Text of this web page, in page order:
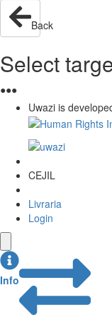
Back
Select
●●●
Uwazi is
CEJIL
Livraria
Login
Info